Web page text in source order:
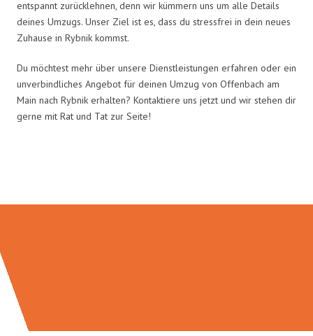
entspannt zurücklehnen, denn wir kümmern uns um alle Details
deines Umzugs. Unser Ziel ist es, dass du stressfrei in dein neues
Zuhause in Rybnik kommst.
Du möchtest mehr über unsere Dienstleistungen erfahren oder ein
unverbindliches Angebot für deinen Umzug von Offenbach am
Main nach Rybnik erhalten? Kontaktiere uns jetzt und wir stehen dir
gerne mit Rat und Tat zur Seite!